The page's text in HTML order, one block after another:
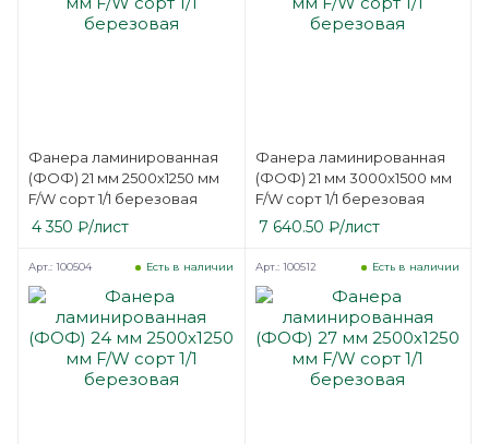
Фанера ламинированная
(ФОФ) 21 мм 2500х1250 мм
F/W сорт 1/1 березовая
4 350 ₽/лист
Фанера ламинированная
(ФОФ) 21 мм 3000х1500 мм
F/W сорт 1/1 березовая
7 640.50 ₽/лист
Есть в наличии
Арт.: 100504 Есть в наличии
Арт.: 100512